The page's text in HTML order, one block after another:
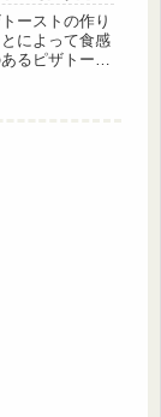
ーストの作り
によって食感
るピザトース